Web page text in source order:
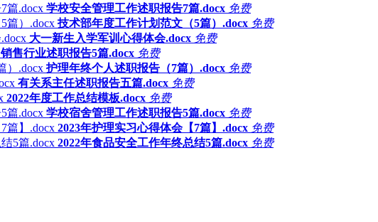
学校安全管理工作述职报告7篇.docx 免费
技术部年度工作计划范文（5篇）.docx 免费
大一新生入学军训心得体会.docx 免费
销售行业述职报告5篇.docx 免费
护理年终个人述职报告（7篇）.docx 免费
有关系主任述职报告五篇.docx 免费
2022年度工作总结模板.docx 免费
学校宿舍管理工作述职报告5篇.docx 免费
2023年护理实习心得体会【7篇】.docx 免费
2022年食品安全工作年终总结5篇.docx 免费